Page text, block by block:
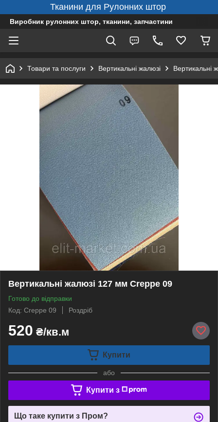
Тканини для Рулонних штор
Виробник рулонних штор, тканини, запчастини
Товари та послуги Вертикальні жалюзі Вертикальні
Вертикальні жалюзі 127 мм Creppe 09
Готово до відправки
Код: Creppe 09
Роздріб
520 ₴/кв.м
Купити
або
Купити з
Що таке купити з Пром?